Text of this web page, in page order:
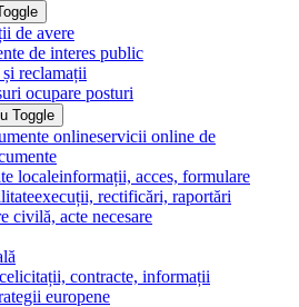
de avere
de interes public
reclamații
ocupare posturi
Toggle
onlineservicii online de
localeinformații, acces, formulare
execuții, rectificări, raportări
civilă, acte necesare
licitații, contracte, informații
europene